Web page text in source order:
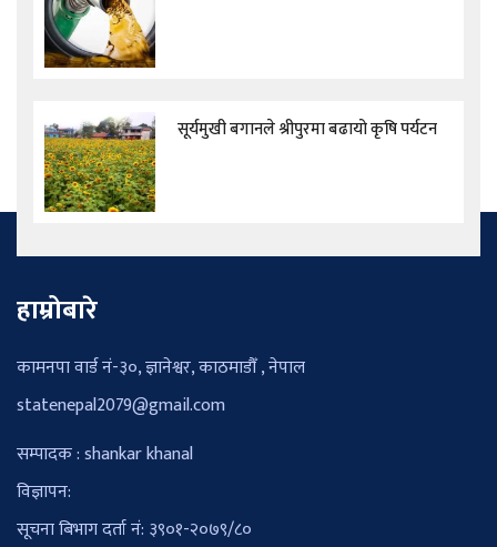
सूर्यमुखी बगानले श्रीपुरमा बढायो कृषि पर्यटन
हाम्रोबारे
कामनपा वार्ड नं-३०, ज्ञानेश्वर, काठमाडौँ , नेपाल
statenepal2079@gmail.com
सम्पादक : shankar khanal
विज्ञापन:
सूचना बिभाग दर्ता नं: ३९०१-२०७९/८०